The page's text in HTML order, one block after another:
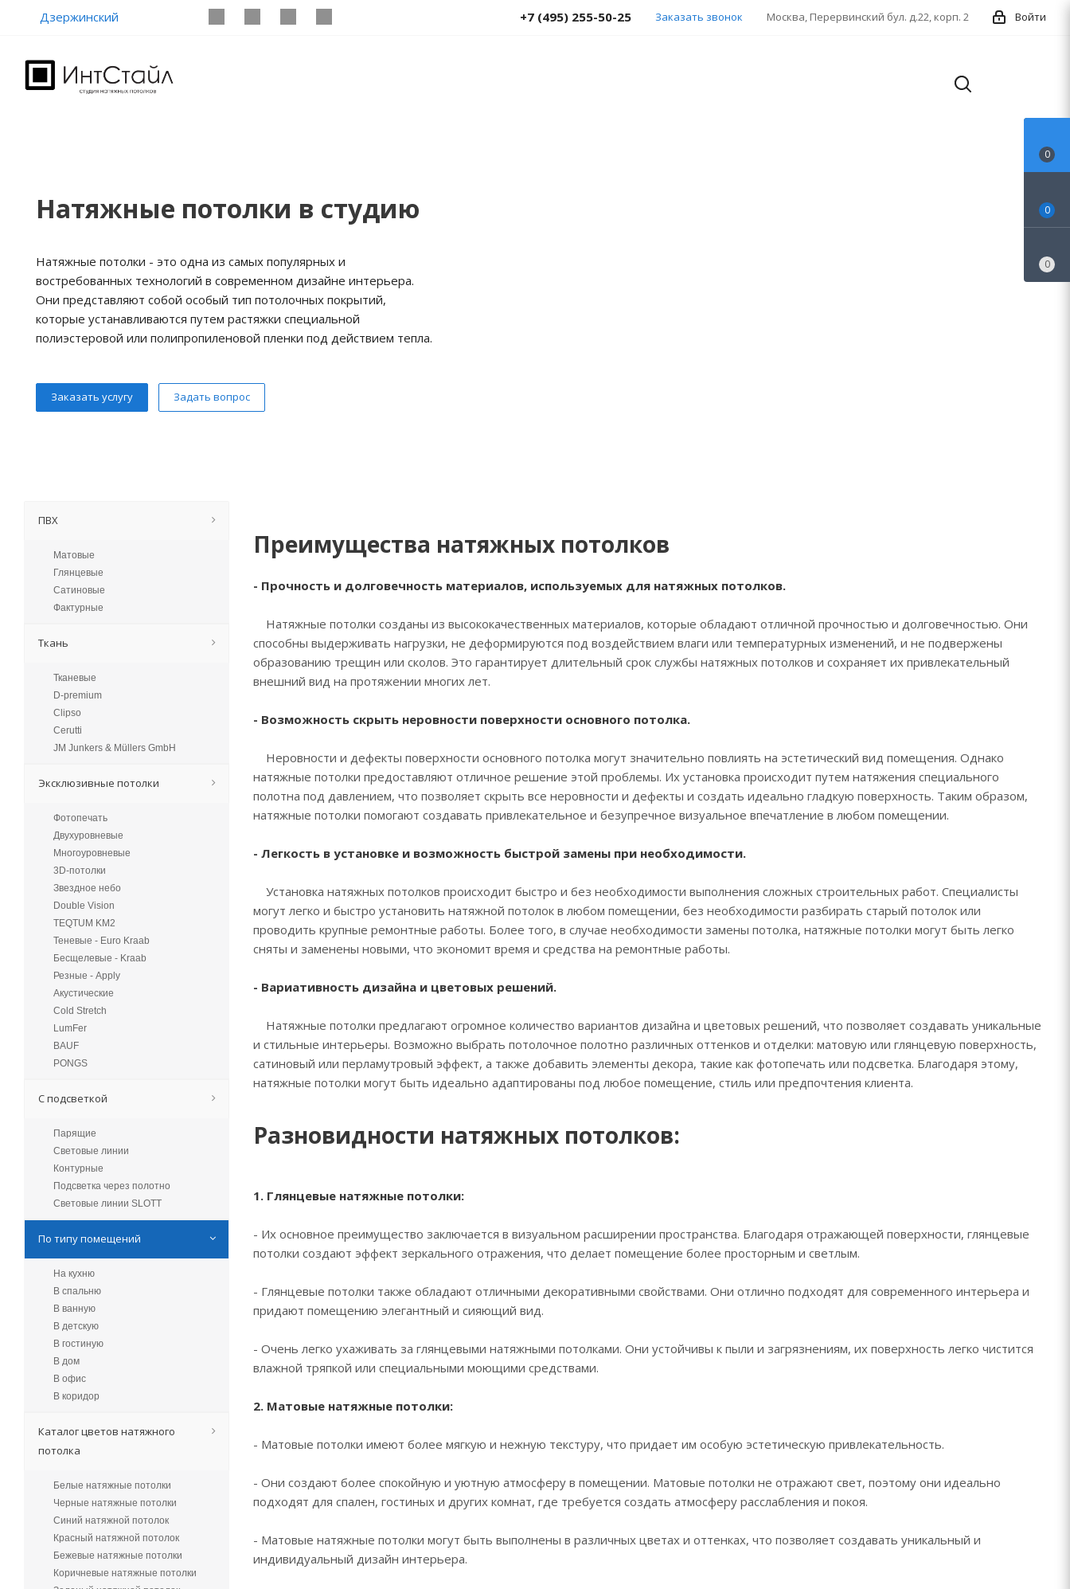
Дзержинский Войти
Москва, Перервинский бул. д.22, корп. 2
+7 (495) 255-50-25 Заказать звонок
Натяжные потолки в студию
Натяжные потолки - это одна из самых популярных и
востребованных технологий в современном дизайне интерьера.
Они представляют собой особый тип потолочных покрытий,
которые устанавливаются путем растяжки специальной
полиэстеровой или полипропиленовой пленки под действием тепла.
Заказать услугу Задать вопрос
Преимущества натяжных потолков
- Прочность и долговечность материалов, используемых для натяжных потолков.
Натяжные потолки созданы из высококачественных материалов, которые обладают отличной прочностью и долговечностью. Они
способны выдерживать нагрузки, не деформируются под воздействием влаги или температурных изменений, и не подвержены
образованию трещин или сколов. Это гарантирует длительный срок службы натяжных потолков и сохраняет их привлекательный
внешний вид на протяжении многих лет.
- Возможность скрыть неровности поверхности основного потолка.
Неровности и дефекты поверхности основного потолка могут значительно повлиять на эстетический вид помещения. Однако
натяжные потолки предоставляют отличное решение этой проблемы. Их установка происходит путем натяжения специального
полотна под давлением, что позволяет скрыть все неровности и дефекты и создать идеально гладкую поверхность. Таким образом,
натяжные потолки помогают создавать привлекательное и безупречное визуальное впечатление в любом помещении.
- Легкость в установке и возможность быстрой замены при необходимости.
Установка натяжных потолков происходит быстро и без необходимости выполнения сложных строительных работ. Специалисты
могут легко и быстро установить натяжной потолок в любом помещении, без необходимости разбирать старый потолок или
проводить крупные ремонтные работы. Более того, в случае необходимости замены потолка, натяжные потолки могут быть легко
сняты и заменены новыми, что экономит время и средства на ремонтные работы.
- Вариативность дизайна и цветовых решений.
Натяжные потолки предлагают огромное количество вариантов дизайна и цветовых решений, что позволяет создавать уникальные
и стильные интерьеры. Возможно выбрать потолочное полотно различных оттенков и отделки: матовую или глянцевую поверхность,
сатиновый или перламутровый эффект, а также добавить элементы декора, такие как фотопечать или подсветка. Благодаря этому,
натяжные потолки могут быть идеально адаптированы под любое помещение, стиль или предпочтения клиента.
Разновидности натяжных потолков:
1. Глянцевые натяжные потолки:
- Их основное преимущество заключается в визуальном расширении пространства. Благодаря отражающей поверхности, глянцевые
потолки создают эффект зеркального отражения, что делает помещение более просторным и светлым.
- Глянцевые потолки также обладают отличными декоративными свойствами. Они отлично подходят для современного интерьера и
придают помещению элегантный и сияющий вид.
- Очень легко ухаживать за глянцевыми натяжными потолками. Они устойчивы к пыли и загрязнениям, их поверхность легко чистится
влажной тряпкой или специальными моющими средствами.
2. Матовые натяжные потолки:
- Матовые потолки имеют более мягкую и нежную текстуру, что придает им особую эстетическую привлекательность.
- Они создают более спокойную и уютную атмосферу в помещении. Матовые потолки не отражают свет, поэтому они идеально
подходят для спален, гостиных и других комнат, где требуется создать атмосферу расслабления и покоя.
- Матовые натяжные потолки могут быть выполнены в различных цветах и оттенках, что позволяет создавать уникальный и
индивидуальный дизайн интерьера.
ПВХ
Матовые
Глянцевые
Сатиновые
Фактурные
Ткань
Тканевые
D-premium
Clipso
Cerutti
JM Junkers & Müllers GmbH
Эксклюзивные потолки
Фотопечать
Двухуровневые
Многоуровневые
3D-потолки
Звездное небо
Double Vision
TEQTUM KM2
Теневые - Euro Kraab
Бесщелевые - Kraab
Резные - Apply
Акустические
Cold Stretch
LumFer
BAUF
PONGS
С подсветкой
Парящие
Световые линии
Контурные
Подсветка через полотно
Световые линии SLOTT
По типу помещений
На кухню
В спальню
В ванную
В детскую
В гостиную
В дом
В офис
В коридор
Каталог цветов натяжного
потолка
Белые натяжные потолки
Черные натяжные потолки
Синий натяжной потолок
Красный натяжной потолок
Бежевые натяжные потолки
Коричневые натяжные потолки
0
0
0